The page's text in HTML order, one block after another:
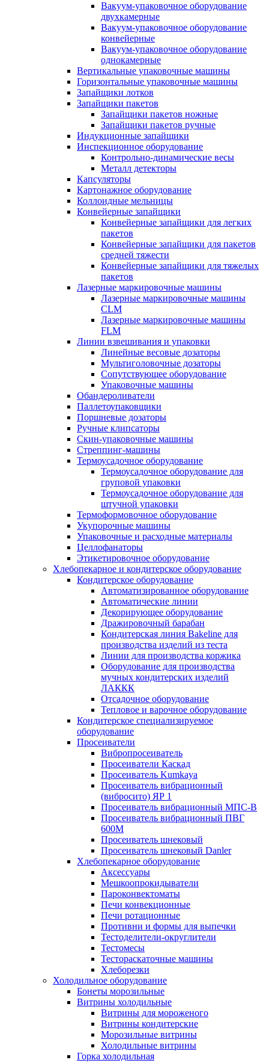
Вакуум-упаковочное оборудование
двухкамерные
Вакуум-упаковочное оборудование
конвейерные
Вакуум-упаковочное оборудование
однокамерные
Вертикальные упаковочные машины
Горизонтальные упаковочные машины
Запайщики лотков
Запайщики пакетов
Запайщики пакетов ножные
Запайщики пакетов ручные
Индукционные запайщики
Инспекционное оборудование
Контрольно-динамические весы
Металл детекторы
Капсуляторы
Картонажное оборудование
Коллоидные мельницы
Конвейерные запайщики
Конвейерные запайщики для легких
пакетов
Конвейерные запайщики для пакетов
средней тяжести
Конвейерные запайщики для тяжелых
пакетов
Лазерные маркировочные машины
Лазерные маркировочные машины
CLM
Лазерные маркировочные машины
FLM
Линии взвешивания и упаковки
Линейные весовые дозаторы
Мультиголовочные дозаторы
Сопутствующее оборудование
Упаковочные машины
Обандероливатели
Паллетоупаковщики
Поршневые дозаторы
Ручные клипсаторы
Скин-упаковочные машины
Стреппинг-машины
Термоусадочное оборудование
Термоусадочное оборудование для
груповой упаковки
Термоусадочное оборудование для
штучной упаковки
Термоформовочное оборудование
Укупорочные машины
Упаковочные и расходные материалы
Целлофанаторы
Этикетировочное оборудование
Хлебопекарное и кондитерское оборудование
Кондитерское оборудование
Автоматизированное оборудование
Автоматические линии
Декорирующее оборудование
Дражировочный барабан
Кондитерская линия Bakeline для
производства изделий из теста
Линии для производства коржика
Оборудование для производства
мучных кондитерских изделий
ЛАККК
Отсадочное оборудование
Тепловое и варочное оборудование
Кондитерское специализируемое
оборудование
Просеиватели
Вибропросеиватель
Просеиватели Каскад
Просеиватель Kumkaya
Просеиватель вибрационный
(вибросито) ЯР 1
Просеиватель вибрационный МПС-В
Просеиватель вибрационный ПВГ
600М
Просеиватель шнековый
Просеиватель шнековый Danler
Хлебопекарное оборудование
Аксессуары
Мешкоопрокидыватели
Пароконвектоматы
Печи конвекционные
Печи ротационные
Противни и формы для выпечки
Тестоделители-округлители
Тестомесы
Тестораскаточные машины
Хлеборезки
Холодильное оборудование
Бонеты морозильные
Витрины холодильные
Витрины для мороженого
Витрины кондитерские
Морозильные витрины
Холодильные витрины
Горка холодильная